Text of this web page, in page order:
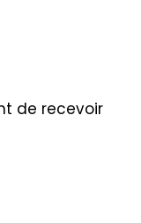
de recevoir